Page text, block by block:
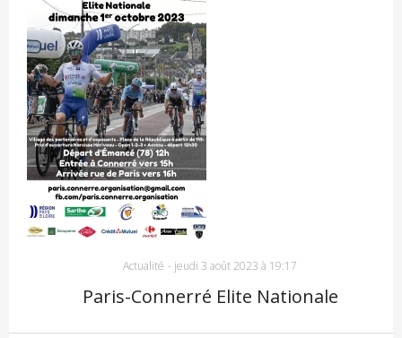
Actualité - jeudi 3 août 2023 à 19:17
Paris-Connerré Elite Nationale